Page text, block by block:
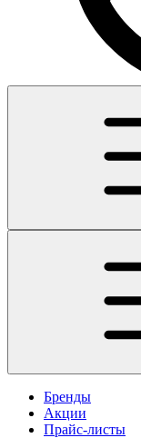
Бренды
Акции
Прайс-листы